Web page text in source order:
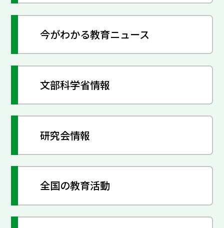
今がわかる教育ニュース
文部科学省情報
研究会情報
全国の教育活動